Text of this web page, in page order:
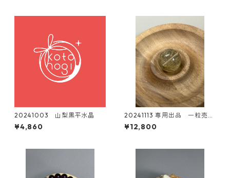
20241003 山梨黒平水晶
¥4,860
20241113 専用出品 一粒売
り シルバールチル 20mm
ネックレス加工済み
¥12,800